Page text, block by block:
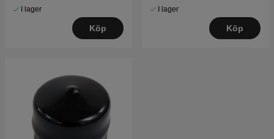
I lager
Köp
142, TS 142L
I lager
Köp